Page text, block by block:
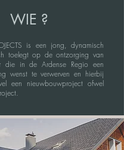
WIE ?
is een jong, dynamisch
toelegt op de ontzorging van
die in de Ardense Regio een
wenst te verwerven en hierbij
een nieuwbouwproject ofwel